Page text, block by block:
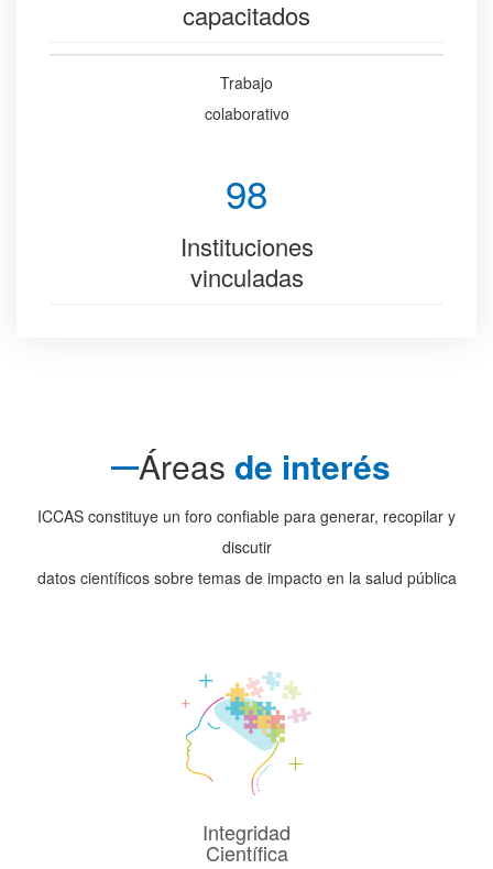
capacitados
Trabajo
colaborativo
98
Instituciones
vinculadas
Áreas de interés
ICCAS constituye un foro confiable para generar, recopilar y
discutir
datos científicos sobre temas de impacto en la salud pública
Integridad
Científica